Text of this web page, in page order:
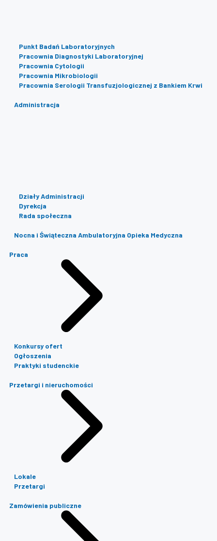
Punkt Badań Laboratoryjnych
Pracownia Diagnostyki Laboratoryjnej
Pracownia Cytologii
Pracownia Mikrobiologii
Pracownia Serologii Transfuzjologicznej z Bankiem Krwi
Administracja
Działy Administracji
Dyrekcja
Rada społeczna
Nocna i Świąteczna Ambulatoryjna Opieka Medyczna
Praca
Konkursy ofert
Ogłoszenia
Praktyki studenckie
Przetargi i nieruchomości
Lokale
Przetargi
Zamówienia publiczne